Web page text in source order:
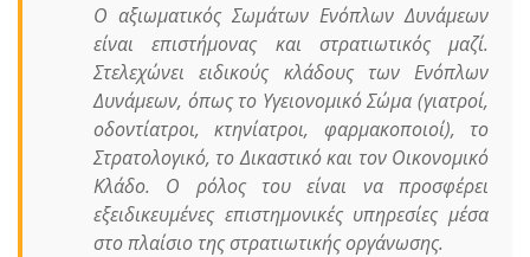
Ο αξιωματικός Σωμάτων Ενόπλων Δυνάμεων
είναι επιστήμονας και στρατιωτικός μαζί.
Στελεχώνει ειδικούς κλάδους των Ενόπλων
Δυνάμεων, όπως το Υγειονομικό Σώμα (γιατροί,
οδοντίατροι, κτηνίατροι, φαρμακοποιοί), το
Στρατολογικό, το Δικαστικό και τον Οικονομικό
Κλάδο. Ο ρόλος του είναι να προσφέρει
εξειδικευμένες επιστημονικές υπηρεσίες μέσα
στο πλαίσιο της στρατιωτικής οργάνωσης.